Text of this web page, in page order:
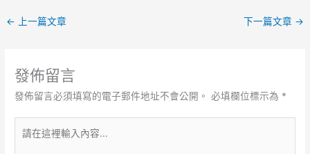
← 上一篇文章 下一篇文章 →
發佈留言
發佈留言必須填寫的電子郵件地址不會公開。 必填欄位標示為 *
在